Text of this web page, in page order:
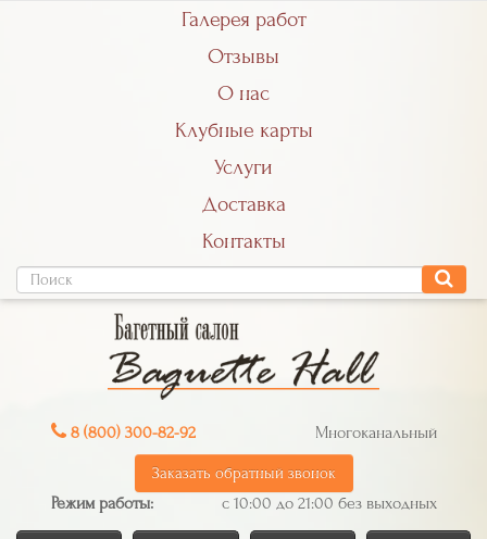
Галерея работ
Отзывы
О нас
Клубные карты
Услуги
Доставка
Контакты
8 (800) 300-82-92 Многоканальный
Заказать обратный звонок
Режим работы: с 10:00 до 21:00 без выходных